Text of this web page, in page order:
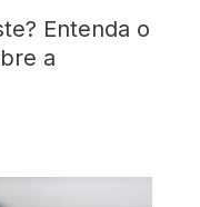
Entenda o
a